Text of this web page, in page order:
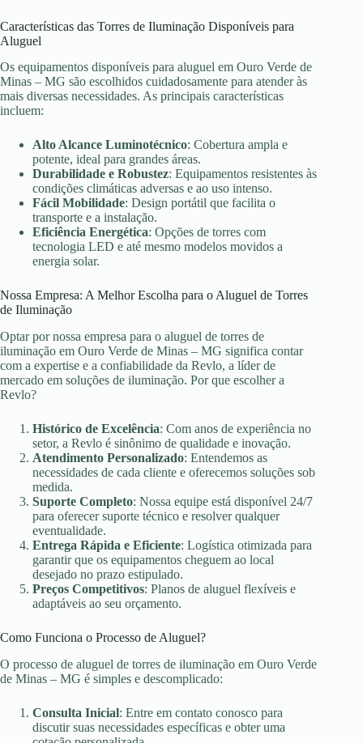
Características das Torres de Iluminação Disponíveis para
Aluguel
Os equipamentos disponíveis para aluguel em Ouro Verde de
Minas – MG são escolhidos cuidadosamente para atender às
mais diversas necessidades. As principais características
incluem:
Alto Alcance Luminotécnico: Cobertura ampla e
potente, ideal para grandes áreas.
Durabilidade e Robustez: Equipamentos resistentes às
condições climáticas adversas e ao uso intenso.
Fácil Mobilidade: Design portátil que facilita o
transporte e a instalação.
Eficiência Energética: Opções de torres com
tecnologia LED e até mesmo modelos movidos a
energia solar.
Nossa Empresa: A Melhor Escolha para o Aluguel de Torres
de Iluminação
Optar por nossa empresa para o aluguel de torres de
iluminação em Ouro Verde de Minas – MG significa contar
com a expertise e a confiabilidade da Revlo, a líder de
mercado em soluções de iluminação. Por que escolher a
Revlo?
Histórico de Excelência: Com anos de experiência no
setor, a Revlo é sinônimo de qualidade e inovação.
Atendimento Personalizado: Entendemos as
necessidades de cada cliente e oferecemos soluções sob
medida.
Suporte Completo: Nossa equipe está disponível 24/7
para oferecer suporte técnico e resolver qualquer
eventualidade.
Entrega Rápida e Eficiente: Logística otimizada para
garantir que os equipamentos cheguem ao local
desejado no prazo estipulado.
Preços Competitivos: Planos de aluguel flexíveis e
adaptáveis ao seu orçamento.
Como Funciona o Processo de Aluguel?
O processo de aluguel de torres de iluminação em Ouro Verde
de Minas – MG é simples e descomplicado:
Consulta Inicial: Entre em contato conosco para
discutir suas necessidades específicas e obter uma